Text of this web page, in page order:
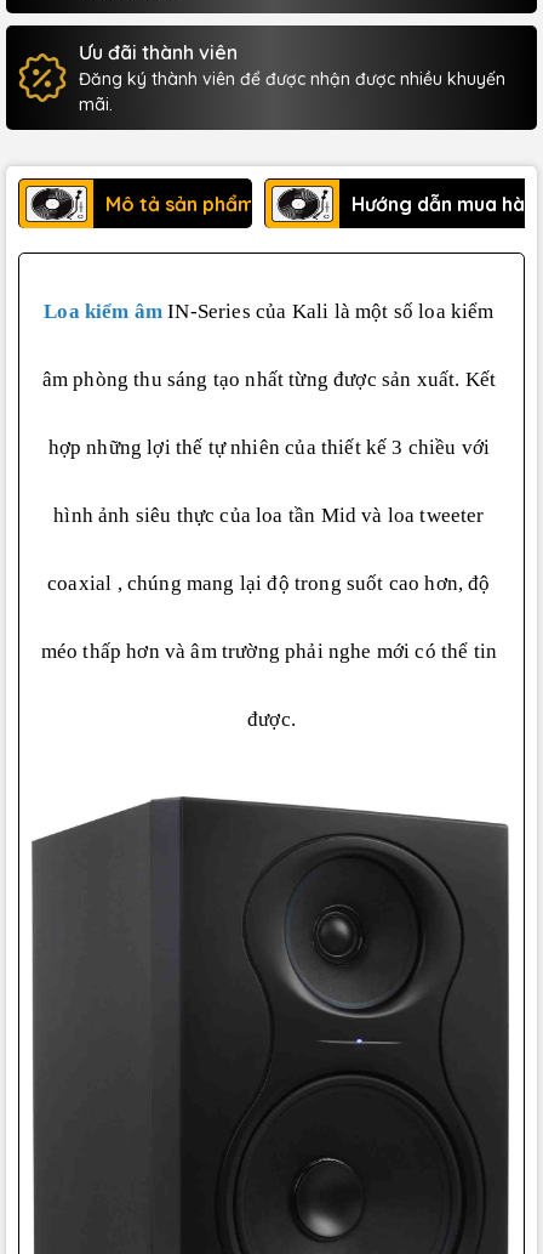
Ưu đãi thành viên
Đăng ký thành viên để được nhận được nhiều khuyến
mãi.
Mô tả sản phẩm Hướng dẫn mua
Loa kiểm âm IN-Series của Kali là một số loa kiểm
âm phòng thu sáng tạo nhất từng được sản xuất. Kết
hợp những lợi thế tự nhiên của thiết kế 3 chiều với
hình ảnh siêu thực của loa tần Mid và loa tweeter
coaxial , chúng mang lại độ trong suốt cao hơn, độ
méo thấp hơn và âm trường phải nghe mới có thể tin
được.